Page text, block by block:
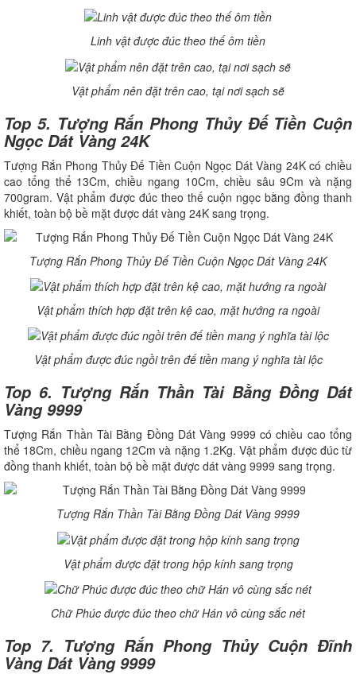
Linh vật được đúc theo thế ôm tiền
Vật phẩm nên đặt trên cao, tại nơi sạch sẽ
Top 5. Tượng Rắn Phong Thủy Đế Tiền Cuộn
Ngọc Dát Vàng 24K
Tượng Rắn Phong Thủy Đế Tiền Cuộn Ngọc Dát Vàng 24K có chiều
cao tổng thể 13Cm, chiều ngang 10Cm, chiều sâu 9Cm và nặng
700gram. Vật phẩm được đúc theo thế cuộn ngọc bằng đồng thanh
khiết, toàn bộ bề mặt được dát vàng 24K sang trọng.
Tượng Rắn Phong Thủy Đế Tiền Cuộn Ngọc Dát Vàng 24K
Vật phẩm thích hợp đặt trên kệ cao, mặt hướng ra ngoài
Vật phẩm được đúc ngồi trên đế tiền mang ý nghĩa tài lộc
Top 6. Tượng Rắn Thần Tài Bằng Đồng Dát
Vàng 9999
Tượng Rắn Thần Tài Bằng Đồng Dát Vàng 9999 có chiều cao tổng
thể 18Cm, chiều ngang 12Cm và nặng 1.2Kg. Vật phẩm được đúc từ
đồng thanh khiết, toàn bộ bề mặt được dát vàng 9999 sang trọng.
Tượng Rắn Thần Tài Bằng Đồng Dát Vàng 9999
Vật phẩm được đặt trong hộp kính sang trọng
Chữ Phúc được đúc theo chữ Hán vô cùng sắc nét
Top 7. Tượng Rắn Phong Thủy Cuộn Đĩnh
Vàng Dát Vàng 9999